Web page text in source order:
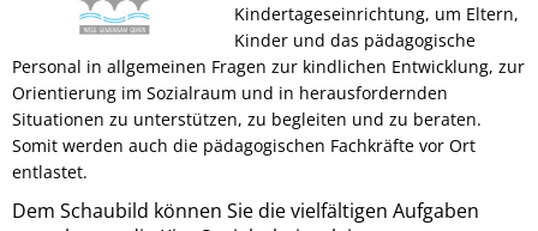
Kindertageseinrichtung, um Eltern,
Kinder und das pädagogische
Personal in allgemeinen Fragen zur kindlichen Entwicklung, zur
Orientierung im Sozialraum und in herausfordernden
Situationen zu unterstützen, zu begleiten und zu beraten.
Somit werden auch die pädagogischen Fachkräfte vor Ort
entlastet.
Dem Schaubild können Sie die vielfältigen Aufgaben